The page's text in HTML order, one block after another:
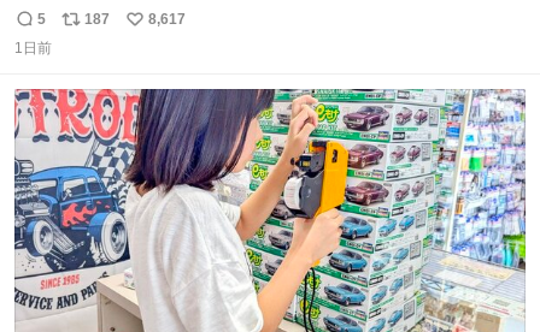
返
信
5
リ
ト
数
187
い
数
8,617
1日前